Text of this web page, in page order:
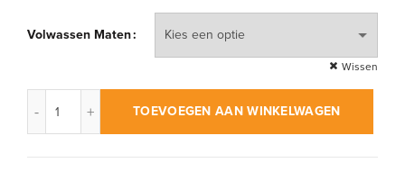
Volwassen Maten
Wissen
TOEVOEGEN AAN WINKELWAGEN